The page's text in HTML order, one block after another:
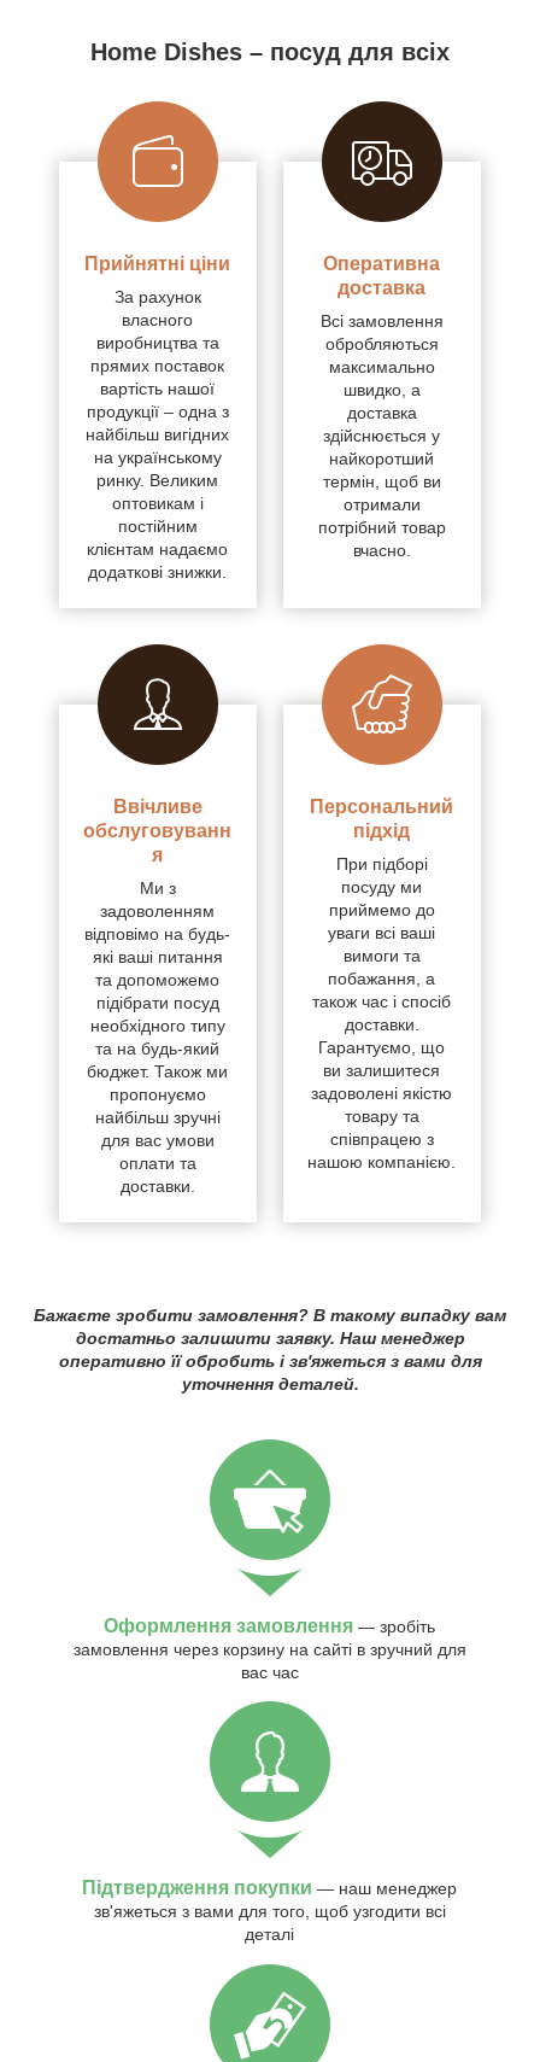
Home Dishes – посуд для всіх
Прийнятні ціни
За рахунок
власного
виробництва та
прямих поставок
вартість нашої
продукції – одна з
найбільш вигідних
на українському
ринку. Великим
оптовикам і
постійним
клієнтам надаємо
додаткові знижки.
Оперативна
доставка
Всі замовлення
обробляються
максимально
швидко, а
доставка
здійснюється у
найкоротший
термін, щоб ви
отримали
потрібний товар
вчасно.
Ввічливе
обслуговуванн
я
Ми з
задоволенням
відповімо на будь-
які ваші питання
та допоможемо
підібрати посуд
необхідного типу
та на будь-який
бюджет. Також ми
пропонуємо
найбільш зручні
для вас умови
оплати та
доставки.
Персональний
підхід
При підборі
посуду ми
приймемо до
уваги всі ваші
вимоги та
побажання, а
також час і спосіб
доставки.
Гарантуємо, що
ви залишитеся
задоволені якістю
товару та
співпрацею з
нашою компанією.
Бажаєте зробити замовлення? В такому випадку вам
достатньо залишити заявку. Наш менеджер
оперативно її обробить і зв'яжеться з вами для
уточнення деталей.
Оформлення замовлення — зробіть
замовлення через корзину на сайті в зручний для
вас час
Підтвердження покупки — наш менеджер
зв'яжеться з вами для того, щоб узгодити всі
деталі